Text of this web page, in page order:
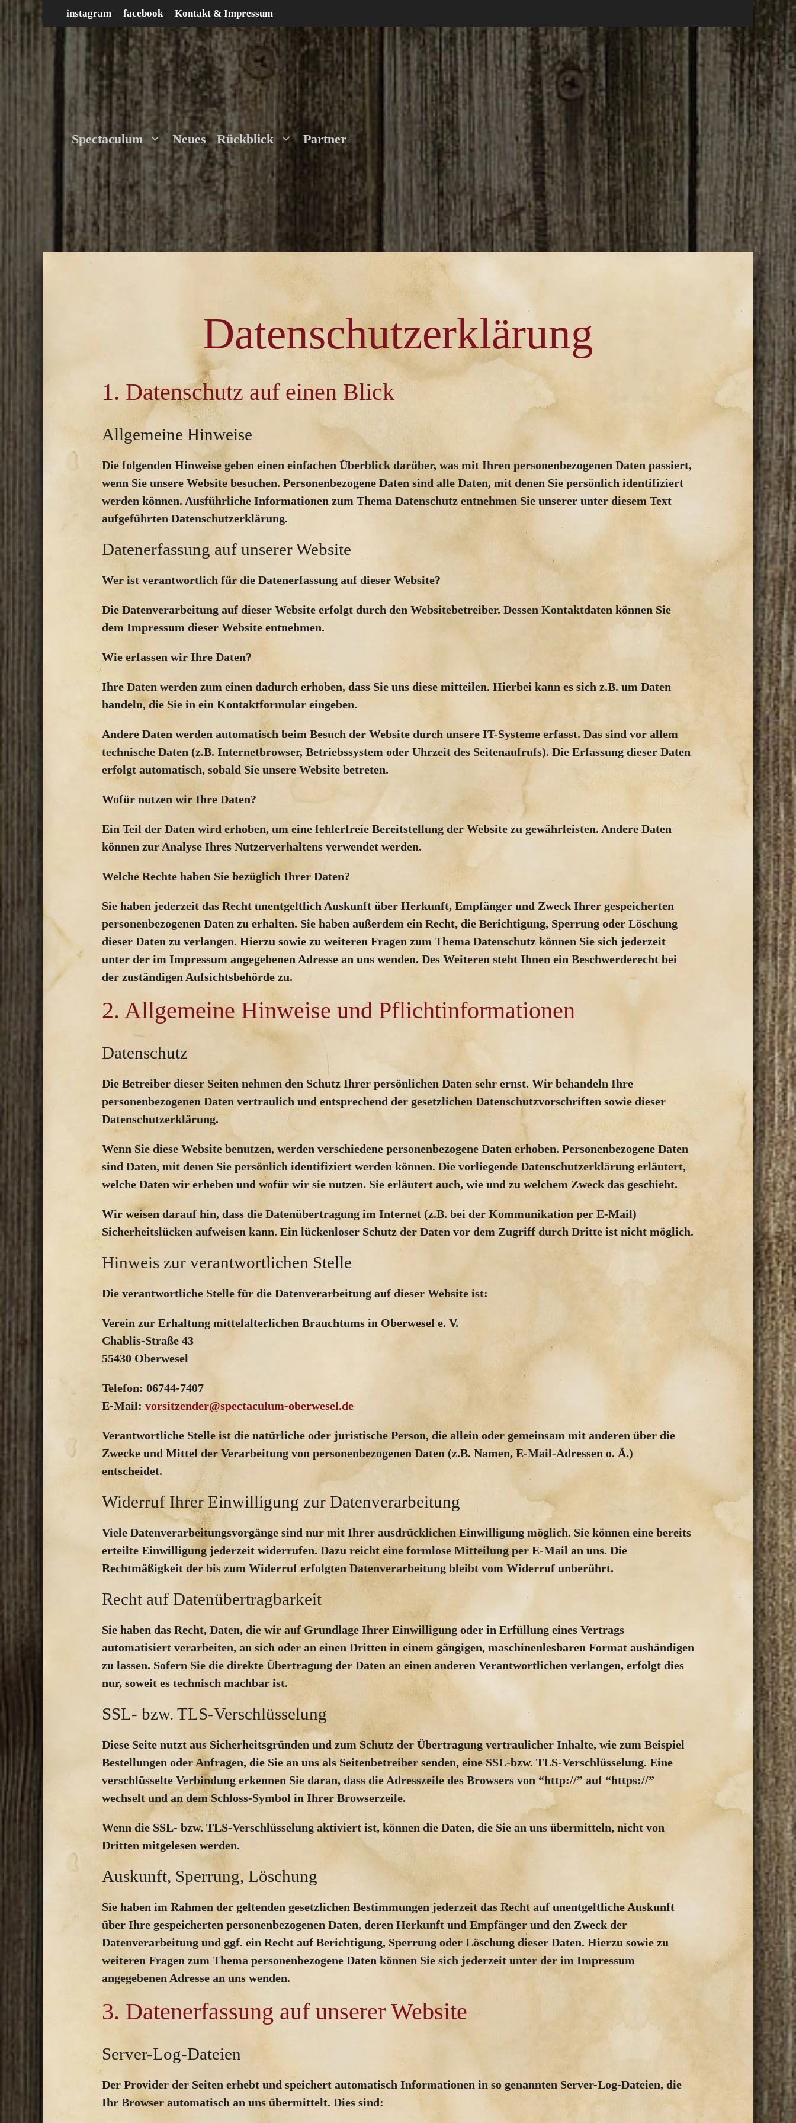
springen
instagram facebook Kontakt & Impressum
Spectaculum Neues Rückblick Partner
Datenschutzerklärung
1. Datenschutz auf einen Blick
Allgemeine Hinweise
Die folgenden Hinweise geben einen einfachen Überblick darüber, was mit Ihren personenbezogenen Daten passiert,
wenn Sie unsere Website besuchen. Personenbezogene Daten sind alle Daten, mit denen Sie persönlich identifiziert
werden können. Ausführliche Informationen zum Thema Datenschutz entnehmen Sie unserer unter diesem Text
aufgeführten Datenschutzerklärung.
Datenerfassung auf unserer Website
Wer ist verantwortlich für die Datenerfassung auf dieser Website?
Die Datenverarbeitung auf dieser Website erfolgt durch den Websitebetreiber. Dessen Kontaktdaten können Sie
dem Impressum dieser Website entnehmen.
Wie erfassen wir Ihre Daten?
Ihre Daten werden zum einen dadurch erhoben, dass Sie uns diese mitteilen. Hierbei kann es sich z.B. um Daten
handeln, die Sie in ein Kontaktformular eingeben.
Andere Daten werden automatisch beim Besuch der Website durch unsere IT-Systeme erfasst. Das sind vor allem
technische Daten (z.B. Internetbrowser, Betriebssystem oder Uhrzeit des Seitenaufrufs). Die Erfassung dieser Daten
erfolgt automatisch, sobald Sie unsere Website betreten.
Wofür nutzen wir Ihre Daten?
Ein Teil der Daten wird erhoben, um eine fehlerfreie Bereitstellung der Website zu gewährleisten. Andere Daten
können zur Analyse Ihres Nutzerverhaltens verwendet werden.
Welche Rechte haben Sie bezüglich Ihrer Daten?
Sie haben jederzeit das Recht unentgeltlich Auskunft über Herkunft, Empfänger und Zweck Ihrer gespeicherten
personenbezogenen Daten zu erhalten. Sie haben außerdem ein Recht, die Berichtigung, Sperrung oder Löschung
dieser Daten zu verlangen. Hierzu sowie zu weiteren Fragen zum Thema Datenschutz können Sie sich jederzeit
unter der im Impressum angegebenen Adresse an uns wenden. Des Weiteren steht Ihnen ein Beschwerderecht bei
der zuständigen Aufsichtsbehörde zu.
2. Allgemeine Hinweise und Pflichtinformationen
Datenschutz
Die Betreiber dieser Seiten nehmen den Schutz Ihrer persönlichen Daten sehr ernst. Wir behandeln Ihre
personenbezogenen Daten vertraulich und entsprechend der gesetzlichen Datenschutzvorschriften sowie dieser
Datenschutzerklärung.
Wenn Sie diese Website benutzen, werden verschiedene personenbezogene Daten erhoben. Personenbezogene Daten
sind Daten, mit denen Sie persönlich identifiziert werden können. Die vorliegende Datenschutzerklärung erläutert,
welche Daten wir erheben und wofür wir sie nutzen. Sie erläutert auch, wie und zu welchem Zweck das geschieht.
Wir weisen darauf hin, dass die Datenübertragung im Internet (z.B. bei der Kommunikation per E-Mail)
Sicherheitslücken aufweisen kann. Ein lückenloser Schutz der Daten vor dem Zugriff durch Dritte ist nicht möglich.
Hinweis zur verantwortlichen Stelle
Die verantwortliche Stelle für die Datenverarbeitung auf dieser Website ist:
Verein zur Erhaltung mittelalterlichen Brauchtums in Oberwesel e. V.
Chablis-Straße 43
55430 Oberwesel
Telefon: 06744-7407
E-Mail: vorsitzender@spectaculum-oberwesel.de
Verantwortliche Stelle ist die natürliche oder juristische Person, die allein oder gemeinsam mit anderen über die
Zwecke und Mittel der Verarbeitung von personenbezogenen Daten (z.B. Namen, E-Mail-Adressen o. Ä.)
entscheidet.
Widerruf Ihrer Einwilligung zur Datenverarbeitung
Viele Datenverarbeitungsvorgänge sind nur mit Ihrer ausdrücklichen Einwilligung möglich. Sie können eine bereits
erteilte Einwilligung jederzeit widerrufen. Dazu reicht eine formlose Mitteilung per E-Mail an uns. Die
Rechtmäßigkeit der bis zum Widerruf erfolgten Datenverarbeitung bleibt vom Widerruf unberührt.
Recht auf Datenübertragbarkeit
Sie haben das Recht, Daten, die wir auf Grundlage Ihrer Einwilligung oder in Erfüllung eines Vertrags
automatisiert verarbeiten, an sich oder an einen Dritten in einem gängigen, maschinenlesbaren Format aushändigen
zu lassen. Sofern Sie die direkte Übertragung der Daten an einen anderen Verantwortlichen verlangen, erfolgt dies
nur, soweit es technisch machbar ist.
SSL- bzw. TLS-Verschlüsselung
Diese Seite nutzt aus Sicherheitsgründen und zum Schutz der Übertragung vertraulicher Inhalte, wie zum Beispiel
Bestellungen oder Anfragen, die Sie an uns als Seitenbetreiber senden, eine SSL-bzw. TLS-Verschlüsselung. Eine
verschlüsselte Verbindung erkennen Sie daran, dass die Adresszeile des Browsers von “http://” auf “https://”
wechselt und an dem Schloss-Symbol in Ihrer Browserzeile.
Wenn die SSL- bzw. TLS-Verschlüsselung aktiviert ist, können die Daten, die Sie an uns übermitteln, nicht von
Dritten mitgelesen werden.
Auskunft, Sperrung, Löschung
Sie haben im Rahmen der geltenden gesetzlichen Bestimmungen jederzeit das Recht auf unentgeltliche Auskunft
über Ihre gespeicherten personenbezogenen Daten, deren Herkunft und Empfänger und den Zweck der
Datenverarbeitung und ggf. ein Recht auf Berichtigung, Sperrung oder Löschung dieser Daten. Hierzu sowie zu
weiteren Fragen zum Thema personenbezogene Daten können Sie sich jederzeit unter der im Impressum
angegebenen Adresse an uns wenden.
3. Datenerfassung auf unserer Website
Server-Log-Dateien
Der Provider der Seiten erhebt und speichert automatisch Informationen in so genannten Server-Log-Dateien, die
Ihr Browser automatisch an uns übermittelt. Dies sind: